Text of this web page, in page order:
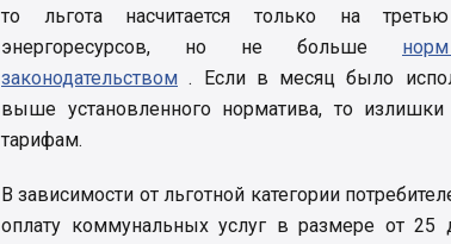
то льгота насчитается только на
энергоресурсов, но не больше
законодательством . Если в месяц было
выше установленного норматива, то
тарифам.
В зависимости от льготной категории
оплату коммунальных услуг в размере от